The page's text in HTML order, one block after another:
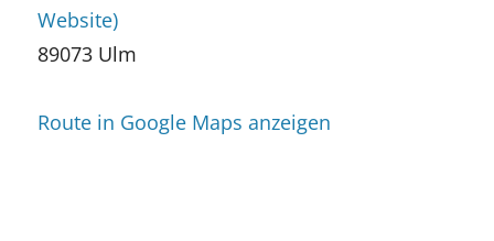
Website)
89073 Ulm
Route in Google Maps anzeigen